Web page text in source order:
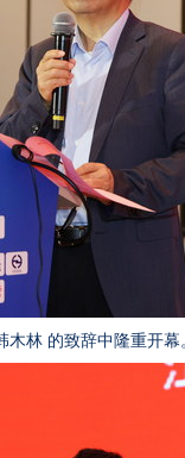
木林 的致辞中隆重开幕